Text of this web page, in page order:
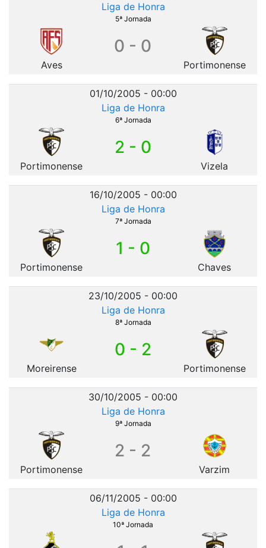
Liga de Honra
5ª Jornada
Aves
0 - 0
Portimonense
01/10/2005 - 00:00
Liga de Honra
6ª Jornada
Portimonense
2 - 0
Vizela
16/10/2005 - 00:00
Liga de Honra
7ª Jornada
Portimonense
1 - 0
Chaves
23/10/2005 - 00:00
Liga de Honra
8ª Jornada
Moreirense
0 - 2
Portimonense
30/10/2005 - 00:00
Liga de Honra
9ª Jornada
Portimonense
2 - 2
Varzim
06/11/2005 - 00:00
Liga de Honra
10ª Jornada